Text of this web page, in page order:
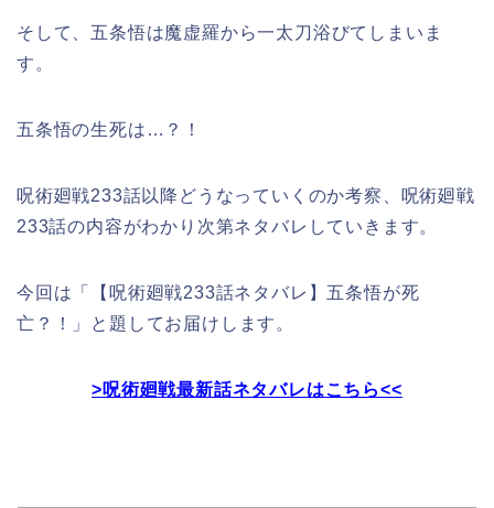
そして、五条悟は魔虚羅から一太刀浴びてしまいま
す。
五条悟の生死は…？！
呪術廻戦233話以降どうなっていくのか考察、呪術廻戦
233話の内容がわかり次第ネタバレしていきます。
今回は「【呪術廻戦233話ネタバレ】五条悟が死
亡？！」と題してお届けします。
>呪術廻戦最新話ネタバレはこちら<<